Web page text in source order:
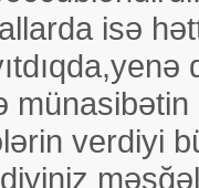
isə
verdiyi